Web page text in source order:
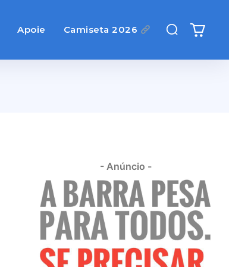
Apoie Camiseta 2026
- Anúncio -